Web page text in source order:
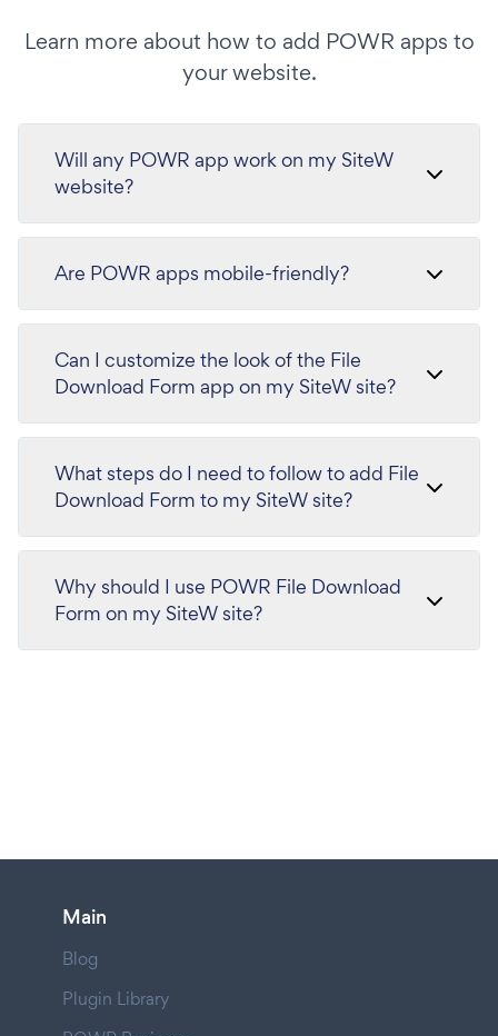
Learn more about how to add POWR apps to
your website.
Will any POWR app work on my SiteW
website?
Are POWR apps mobile-friendly?
Can I customize the look of the File
Download Form app on my SiteW site?
What steps do I need to follow to add File
Download Form to my SiteW site?
Why should I use POWR File Download
Form on my SiteW site?
Main
Blog
Plugin Library